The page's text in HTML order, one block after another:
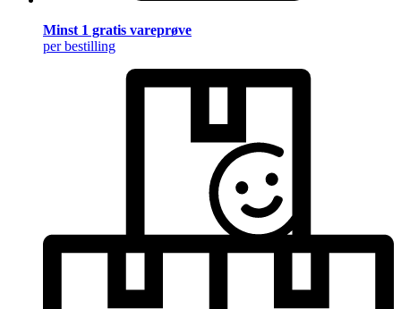
Minst 1 gratis vareprøve
per bestilling